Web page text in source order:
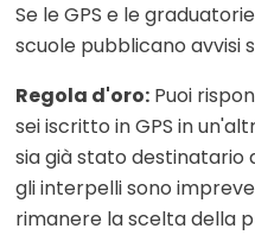
Se le GPS e le
scuole pubblicano avvisi
Regola d'oro: Puoi
sei iscritto in GPS in
sia già stato destinatario
gli interpelli sono
rimanere la scelta della